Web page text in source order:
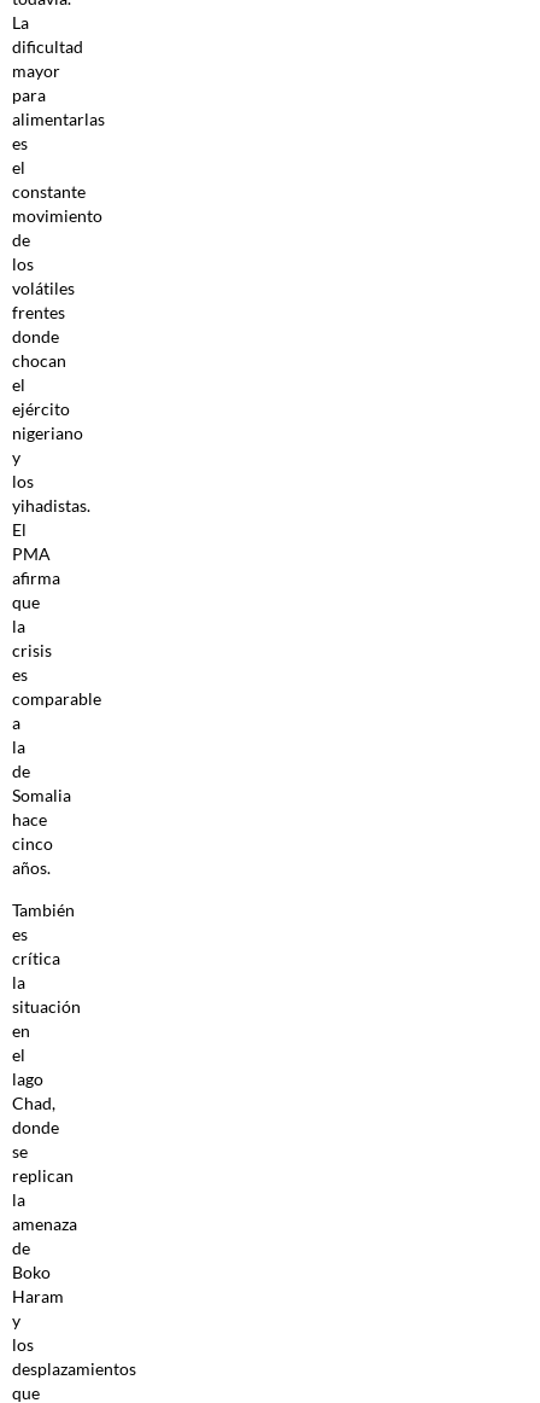
La
dificultad
mayor
para
alimentarlas
es
el
constante
movimiento
de
los
volátiles
frentes
donde
chocan
el
ejército
nigeriano
y
los
yihadistas.
El
PMA
afirma
que
la
crisis
es
comparable
a
la
de
Somalia
hace
cinco
años.
También
es
crítica
la
situación
en
el
lago
Chad,
donde
se
replican
la
amenaza
de
Boko
Haram
y
los
desplazamientos
que